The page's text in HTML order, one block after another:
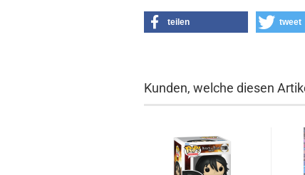
teilen tweet
Kunden, welche diesen